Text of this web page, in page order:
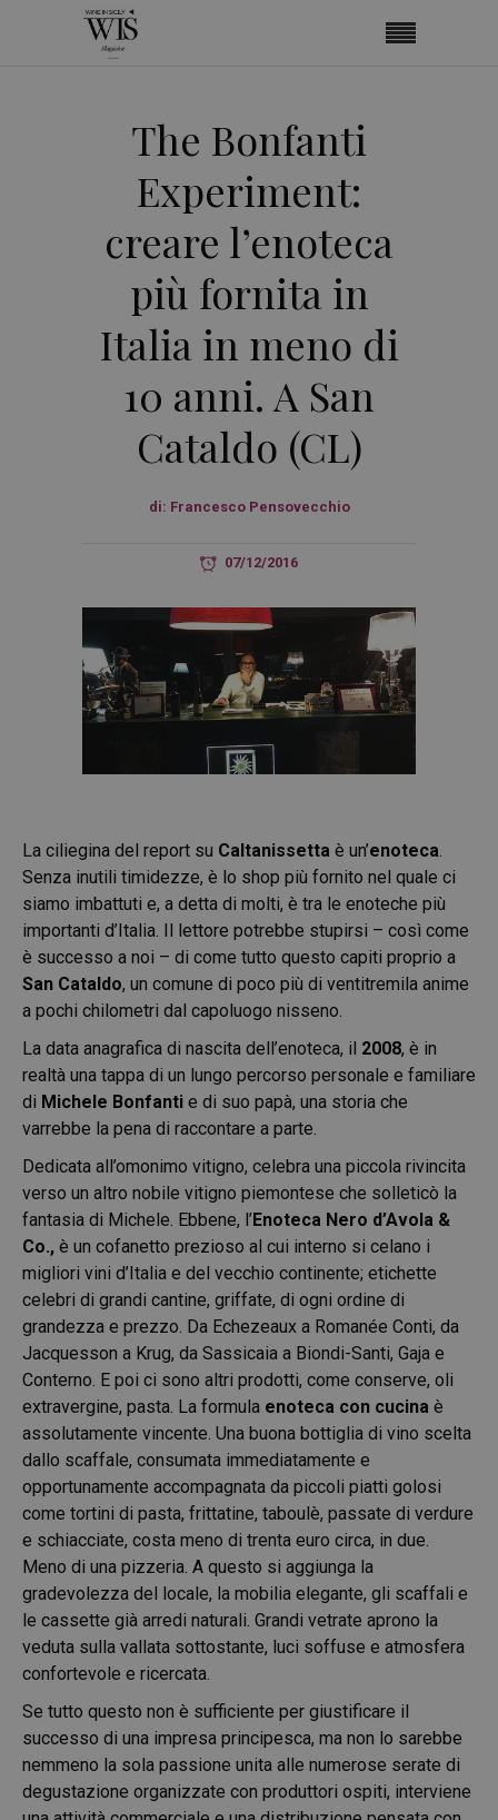
The Bonfanti
Experiment:
creare l’enoteca
più fornita in
Italia in meno di
10 anni. A San
Cataldo (CL)
di: Francesco Pensovecchio
07/12/2016
La ciliegina del report su Caltanissetta è un’enoteca.
Senza inutili timidezze, è lo shop più fornito nel quale ci
siamo imbattuti e, a detta di molti, è tra le enoteche più
importanti d’Italia. Il lettore potrebbe stupirsi – così come
è successo a noi – di come tutto questo capiti proprio a
San Cataldo, un comune di poco più di ventitremila anime
a pochi chilometri dal capoluogo nisseno.
La data anagrafica di nascita dell’enoteca, il 2008, è in
realtà una tappa di un lungo percorso personale e familiare
di Michele Bonfanti e di suo papà, una storia che
varrebbe la pena di raccontare a parte.
Dedicata all’omonimo vitigno, celebra una piccola rivincita
verso un altro nobile vitigno piemontese che solleticò la
fantasia di Michele. Ebbene, l’Enoteca Nero d’Avola &
Co., è un cofanetto prezioso al cui interno si celano i
migliori vini d’Italia e del vecchio continente; etichette
celebri di grandi cantine, griffate, di ogni ordine di
grandezza e prezzo. Da Echezeaux a Romanée Conti, da
Jacquesson a Krug, da Sassicaia a Biondi-Santi, Gaja e
Conterno. E poi ci sono altri prodotti, come conserve, oli
extravergine, pasta. La formula enoteca con cucina è
assolutamente vincente. Una buona bottiglia di vino scelta
dallo scaffale, consumata immediatamente e
opportunamente accompagnata da piccoli piatti golosi
come tortini di pasta, frittatine, taboulè, passate di verdure
e schiacciate, costa meno di trenta euro circa, in due.
Meno di una pizzeria. A questo si aggiunga la
gradevolezza del locale, la mobilia elegante, gli scaffali e
le cassette già arredi naturali. Grandi vetrate aprono la
veduta sulla vallata sottostante, luci soffuse e atmosfera
confortevole e ricercata.
Se tutto questo non è sufficiente per giustificare il
successo di una impresa principesca, ma non lo sarebbe
nemmeno la sola passione unita alle numerose serate di
degustazione organizzate con produttori ospiti, interviene